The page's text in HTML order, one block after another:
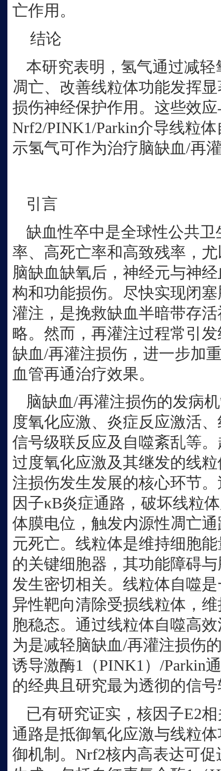
亡作用。
结论
本研究表明，氢气通过减
凋亡、改善线粒体功能发挥
损伤神经保护作用。这些效
Nrf2/PINK1/Parkin介导线粒
示氢气可作为治疗脑缺血/再
引言
缺血性卒中是全球性公共
率、高死亡率和高致残率，
脑缺血缺氧后，神经元与神
构和功能损伤。尽快实现闭
灌注，是挽救缺血半暗带存
略。然而，再灌注过程常引
缺血/再灌注损伤，进一步加
血管再通治疗效果。
脑缺血/再灌注损伤的发病
度氧化应激、炎症反应激活
信号级联反应及自噬紊乱等
过度氧化应激及其继发的线
注损伤发生发展的核心环节
因子κB炎症通路，破坏线粒
体膜电位，触发内源性凋亡
元死亡。线粒体是维持细胞
的关键细胞器，其功能障碍
发生密切相关。线粒体自噬
异性靶向清除受损线粒体，
胞稳态。通过线粒体自噬高
为是减轻脑缺血/再灌注损伤
诱导激酶1（PINK1）/Parkin
的经典且研究最为透彻的信
已有研究证实，核因子E2
通路是抵御氧化应激与线粒
御机制。Nrf2核内高表达可